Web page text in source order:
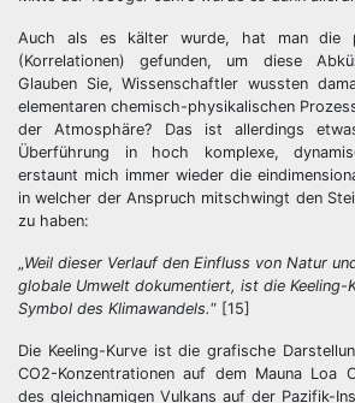
Auch als es kälter wurde, hat man die
(Korrelationen) gefunden, um diese
Glauben Sie, Wissenschaftler wussten
elementaren chemisch-physikalischen
der Atmosphäre? Das ist allerdings
Überführung in hoch komplexe,
erstaunt mich immer wieder die
in welcher der Anspruch mitschwingt den
zu haben:
„Weil dieser Verlauf den Einfluss von Natur
globale Umwelt dokumentiert, ist die Keeling-
Symbol des Klimawandels.“ [15]
Die Keeling-Kurve ist die grafische
CO2-Konzentrationen auf dem Mauna Loa
des gleichnamigen Vulkans auf der Pazifik-